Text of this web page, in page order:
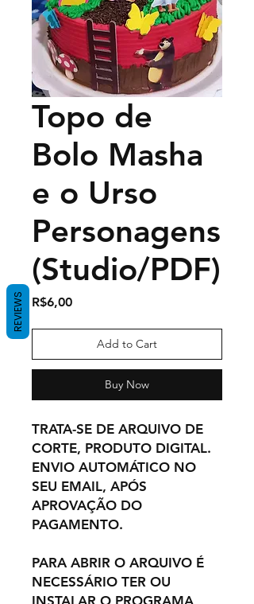
Topo de
Bolo Masha
e o Urso
Personagens
(Studio/PDF)
R$6,00Price
Add to Cart
Buy Now
TRATA-SE DE ARQUIVO DE
CORTE, PRODUTO DIGITAL.
ENVIO AUTOMÁTICO NO
SEU EMAIL, APÓS
APROVAÇÃO DO
PAGAMENTO.
PARA ABRIR O ARQUIVO É
NECESSÁRIO TER OU
INSTALAR O PROGRAMA
REVIEWS